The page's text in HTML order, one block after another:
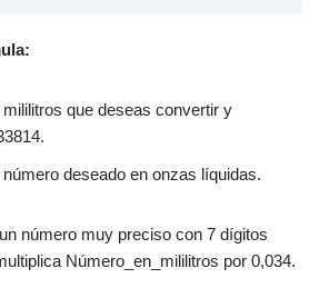
que deseas convertir y
deseado en onzas líquidas.
número muy preciso con 7 dígitos
Número_en_mililitros por 0,034.